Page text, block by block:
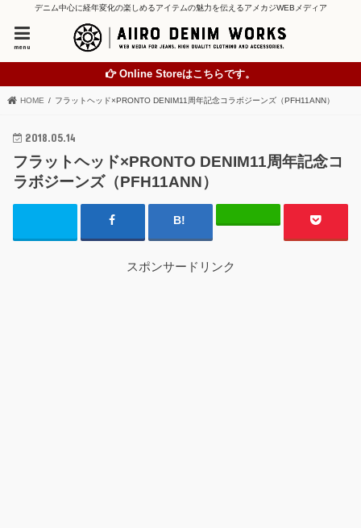
デニム中心に経年変化の楽しめるアイテムの魅力を伝えるアメカジWEBメディア
menu
Online Storeはこちらです。
HOME フラットヘッド×PRONTO DENIM11周年記念コラボジーンズ（PFH11ANN）
2018.05.14
フラットヘッド×PRONTO DENIM11周年記念コ
ラボジーンズ（PFH11ANN）
スポンサードリンク